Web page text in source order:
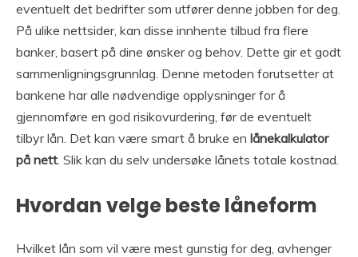
eventuelt det bedrifter som utfører denne jobben for deg.
På ulike nettsider, kan disse innhente tilbud fra flere
banker, basert på dine ønsker og behov. Dette gir et godt
sammenligningsgrunnlag. Denne metoden forutsetter at
bankene har alle nødvendige opplysninger for å
gjennomføre en god risikovurdering, før de eventuelt
tilbyr lån. Det kan være smart å bruke en lånekalkulator
på nett. Slik kan du selv undersøke lånets totale kostnad.
Hvordan velge beste låneform
Hvilket lån som vil være mest gunstig for deg, avhenger